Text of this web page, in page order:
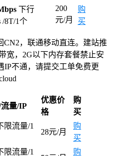
下行
/8T/1个
200
元/月
购
买
CN2，联通移动直连。建站推
宽，2G以下内存套餐禁止安
IP不通，请提交工单免费更
量/IP
优惠价
格
购
买
限流量/1
28元/月
购
买
限流量/1 购